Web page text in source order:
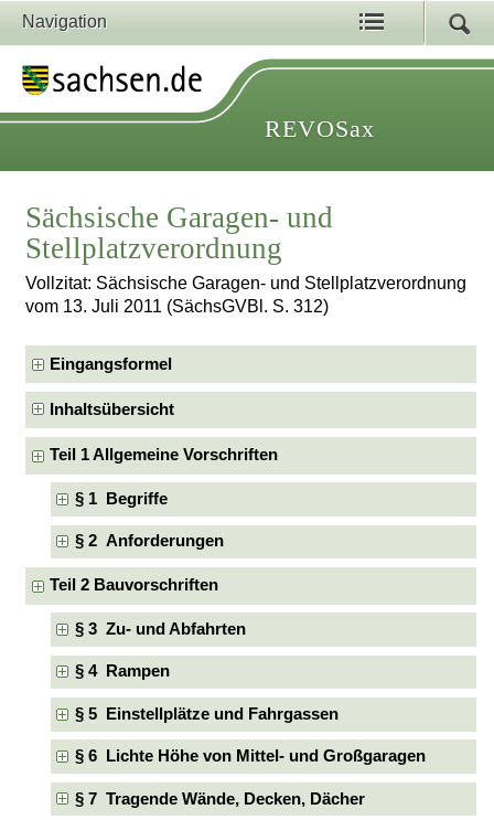
Navigation
REVOSax
Sächsische Garagen- und
Stellplatzverordnung
Vollzitat: Sächsische Garagen- und Stellplatzverordnung
vom 13. Juli 2011 (SächsGVBl. S. 312)
Eingangsformel
Inhaltsübersicht
Teil 1 Allgemeine Vorschriften
§ 1 Begriffe
§ 2 Anforderungen
Teil 2 Bauvorschriften
§ 3 Zu- und Abfahrten
§ 4 Rampen
§ 5 Einstellplätze und Fahrgassen
§ 6 Lichte Höhe von Mittel- und Großgaragen
§ 7 Tragende Wände, Decken, Dächer